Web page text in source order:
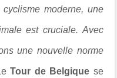
moderne, une
est cruciale. Avec
une nouvelle norme
Tour de Belgique se